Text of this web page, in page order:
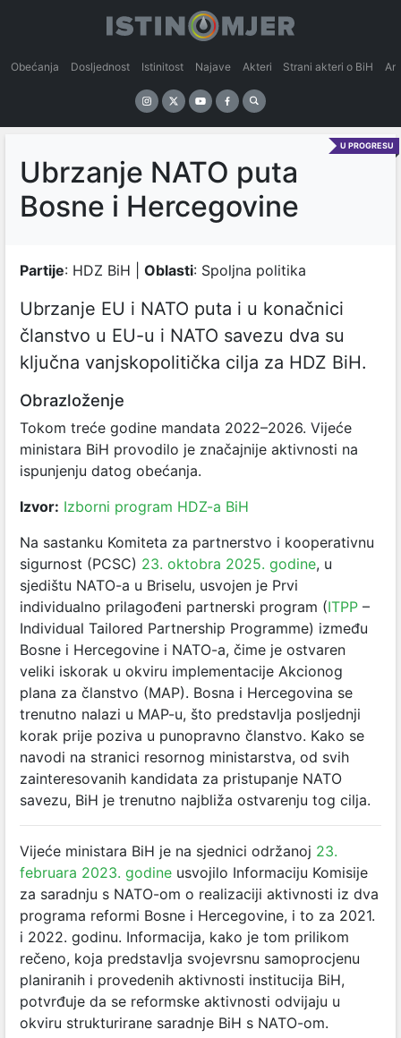
Obećanja Dosljednost Istinitost Najave Akteri Strani akteri o BiH
U PROGRESU
Ubrzanje NATO puta
Bosne i Hercegovine
Partije: HDZ BiH | Oblasti: Spoljna politika
Ubrzanje EU i NATO puta i u konačnici
članstvo u EU-u i NATO savezu dva su
ključna vanjskopolitička cilja za HDZ BiH.
Obrazloženje
Tokom treće godine mandata 2022–2026. Vijeće
ministara BiH provodilo je značajnije aktivnosti na
ispunjenju datog obećanja.
Izvor: Izborni program HDZ-a BiH
Na sastanku Komiteta za partnerstvo i kooperativnu
sigurnost (PCSC) 23. oktobra 2025. godine, u
sjedištu NATO-a u Briselu, usvojen je Prvi
individualno prilagođeni partnerski program (ITPP –
Individual Tailored Partnership Programme) između
Bosne i Hercegovine i NATO-a, čime je ostvaren
veliki iskorak u okviru implementacije Akcionog
plana za članstvo (MAP). Bosna i Hercegovina se
trenutno nalazi u MAP-u, što predstavlja posljednji
korak prije poziva u punopravno članstvo. Kako se
navodi na stranici resornog ministarstva, od svih
zainteresovanih kandidata za pristupanje NATO
savezu, BiH je trenutno najbliža ostvarenju tog cilja.
Vijeće ministara BiH je na sjednici održanoj 23.
februara 2023. godine usvojilo Informaciju Komisije
za saradnju s NATO-om o realizaciji aktivnosti iz dva
programa reformi Bosne i Hercegovine, i to za 2021.
i 2022. godinu. Informacija, kako je tom prilikom
rečeno, koja predstavlja svojevrsnu samoprocjenu
planiranih i provedenih aktivnosti institucija BiH,
potvrđuje da se reformske aktivnosti odvijaju u
okviru strukturirane saradnje BiH s NATO-om.